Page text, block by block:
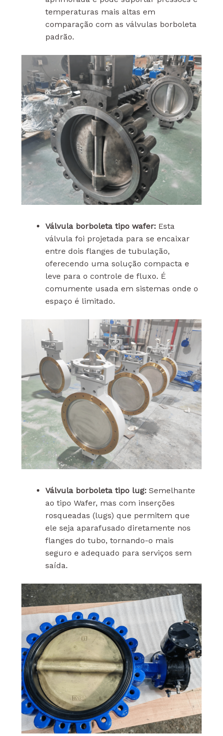
temperaturas mais altas em
comparação com as válvulas borboleta
padrão.
Válvula borboleta tipo wafer:Esta
válvula foi projetada para se encaixar
entre dois flanges de tubulação,
oferecendo uma solução compacta e
leve para o controle de fluxo. É
comumente usada em sistemas onde o
espaço é limitado.
Válvula borboleta tipo lug:Semelhante
ao tipo Wafer, mas com inserções
rosqueadas (lugs) que permitem que
ele seja aparafusado diretamente nos
flanges do tubo, tornando-o mais
seguro e adequado para serviços sem
saída.